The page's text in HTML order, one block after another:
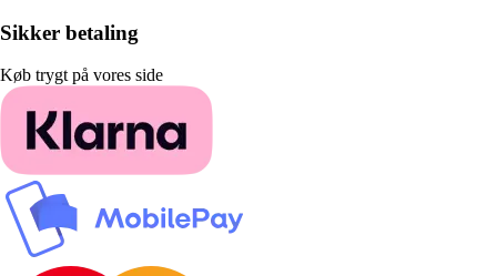
Sikker betaling
Køb trygt på vores side